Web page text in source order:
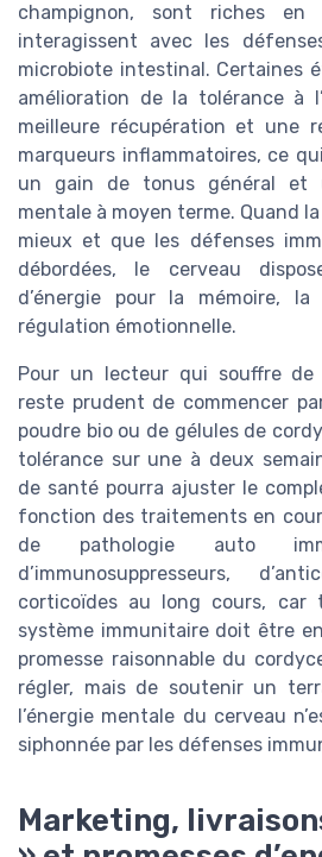
champignon, sont riches en
interagissent avec les
microbiote intestinal. Certaines
amélioration de la tolérance à
meilleure récupération et une
marqueurs inflammatoires, ce
un gain de tonus général et
mentale à moyen terme. Quand
mieux et que les défenses
débordées, le cerveau
d’énergie pour la mémoire,
régulation émotionnelle.
Pour un lecteur qui souffre de
reste prudent de commencer
poudre bio ou de gélules de
tolérance sur une à deux
de santé pourra ajuster le
fonction des traitements en
de pathologie auto
d’immunosuppresseurs,
corticoïdes au long cours, car
système immunitaire doit être
promesse raisonnable du
régler, mais de soutenir un
l’énergie mentale du cerveau
siphonnée par les défenses
Marketing,